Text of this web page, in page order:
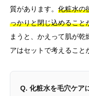
質があります。 化粧水の
っかりと閉じ込めること
まうと、かえって肌が乾
アはセットで考えること
Q. 化粧水を毛穴ケア